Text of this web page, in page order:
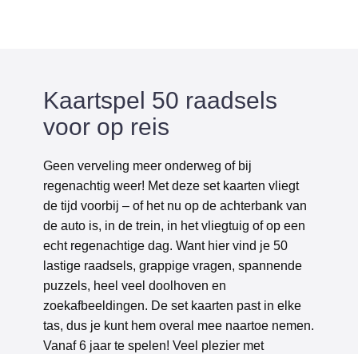
Kaartspel 50 raadsels
voor op reis
Geen verveling meer onderweg of bij
regenachtig weer! Met deze set kaarten vliegt
de tijd voorbij – of het nu op de achterbank van
de auto is, in de trein, in het vliegtuig of op een
echt regenachtige dag. Want hier vind je 50
lastige raadsels, grappige vragen, spannende
puzzels, heel veel doolhoven en
zoekafbeeldingen. De set kaarten past in elke
tas, dus je kunt hem overal mee naartoe nemen.
Vanaf 6 jaar te spelen! Veel plezier met